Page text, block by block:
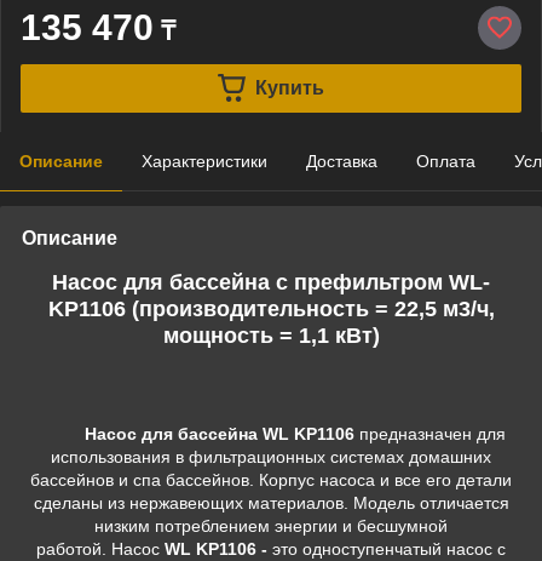
135 470 ₸
Купить
Описание Характеристики Доставка Оплата
Описание
Насос для бассейна c префильтром WL-
KP1106 (производительность = 22,5 м3/ч,
мощность = 1,1 кВт)
Насос для бассейна WL KP1106 предназначен для
использования в фильтрационных системах домашних
бассейнов и спа бассейнов. Корпус насоса и все его детали
сделаны из нержавеющих материалов. Модель отличается
низким потреблением энергии и бесшумной
работой. Насос WL KP1106 - это одноступенчатый насос с